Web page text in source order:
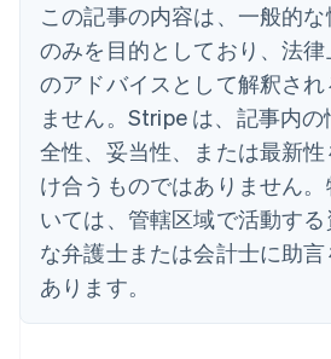
この記事の内容は、一般的
のみを目的としており、法
のアドバイスとして解釈され
ません。Stripe は、記事内
全性、妥当性、または最新
け合うものではありません
いては、管轄区域で活動す
な弁護士または会計士に助
あります。
English
イギリス
English
イタリア
Italiano English
インド
English
エストニア
English
オーストラリア
English
オーストリア
DeutschEnglish
オランダ